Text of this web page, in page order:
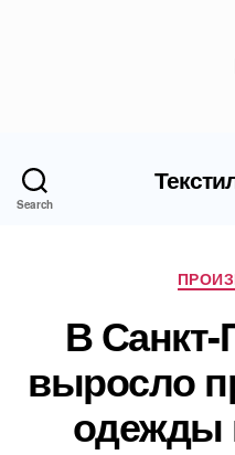
Search
В Санкт-
выросло
одежды